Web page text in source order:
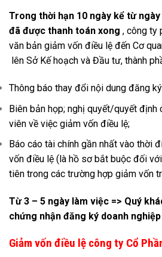
Trong thời hạn 10 ngày kể từ
đã được thanh toán xong , công ty
văn bản giảm vốn điều lệ đến Cơ
lên Sở Kế hoạch và Đầu tư, thành
Thông báo thay đổi nội dung đăng
Biên bản họp; nghị quyết/quyết định
viên về việc giảm vốn điều lệ;
Báo cáo tài chính gần nhất vào thời
vốn điều lệ (là hồ sơ bắt buộc đối
tiên trong các trường hợp giảm vốn
Từ 3 – 5 ngày làm việc => Quý
chứng nhận đăng ký doanh
Giảm vốn điều lệ công ty Cổ